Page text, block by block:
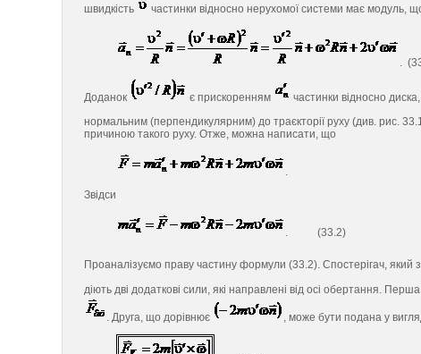
швидкість
частинки відносно нерухомої системи має модуль,
.
Доданок є прискоренням частинки відносно
нормальним (перпендикулярним) до траєкторії руху (див. рис.
причиною такого руху. Отже, можна написати, що
.
Звідси
. (33.2)
Проаналізуємо праву частину формули (33.2). Спостерігач, який
діють дві додаткові сили, які направлені від осі обертання.
. Друга, що дорівнює , може бути подана у